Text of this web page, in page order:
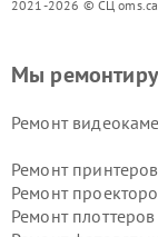
2021-2026 © СЦ
Мы
Ремонт
Ремонт
Ремонт
Ремонт